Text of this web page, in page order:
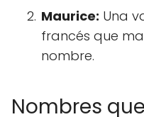
Maurice: Una
francés que
nombre.
Nombres